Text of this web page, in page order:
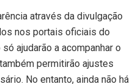
através da divulgação
nos portais oficiais do
ajudarão a acompanhar o
permitirão ajustes
No entanto, ainda não há